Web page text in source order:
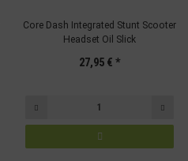
Core Dash Integrated Stunt Scooter
Headset Oil Slick
27,95 € *